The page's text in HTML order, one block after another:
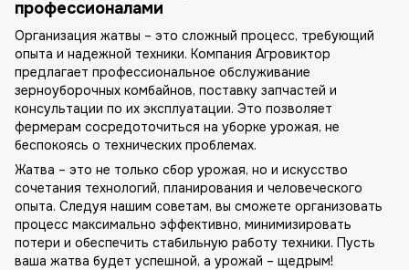
профессионалами
Организация жатвы – это сложный процесс, требующий
опыта и надежной техники. Компания Агровиктор
предлагает профессиональное обслуживание
зерноуборочных комбайнов, поставку запчастей и
консультации по их эксплуатации. Это позволяет
фермерам сосредоточиться на уборке урожая, не
беспокоясь о технических проблемах.
Жатва – это не только сбор урожая, но и искусство
сочетания технологий, планирования и человеческого
опыта. Следуя нашим советам, вы сможете организовать
процесс максимально эффективно, минимизировать
потери и обеспечить стабильную работу техники. Пусть
ваша жатва будет успешной, а урожай – щедрым!